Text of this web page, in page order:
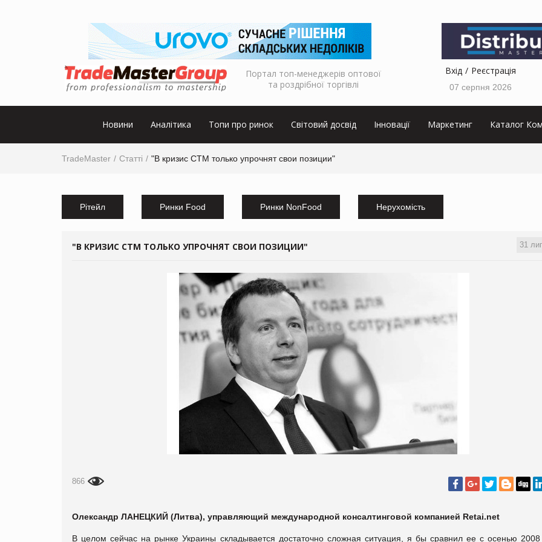
Портал топ-менеджерів оптової
та роздрібної торгівлі
Вхід Реєстрація
07 серпня 2026
Новини Аналітика Топи про ринок Світовий досвід Інновації Маркетинг Каталог
TradeMaster Статті "В кризис СТМ только упрочнят свои позиции"
Рітейл Ринки Food Ринки NonFood Нерухомість
31
"В КРИЗИС СТМ ТОЛЬКО УПРОЧНЯТ СВОИ ПОЗИЦИИ"
866
Олександр ЛАНЕЦКИЙ (Литва), управляющий международной консалтинговой компанией Retai.net
В целом сейчас на рынке Украины складывается достаточно сложная ситуация, я бы сравнил ее с осенью 2008